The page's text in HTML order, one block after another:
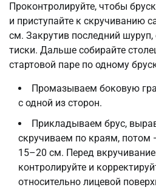
Проконтролируйте, чтобы
и приступайте к скручиванию
см. Закрутив последний шуруп,
тиски. Дальше собирайте
стартовой паре по одному
Промазываем боковую
с одной из сторон.
Прикладываем брус,
скручиваем по краям, потом
15–20 см. Перед
контролируйте и
относительно лицевой